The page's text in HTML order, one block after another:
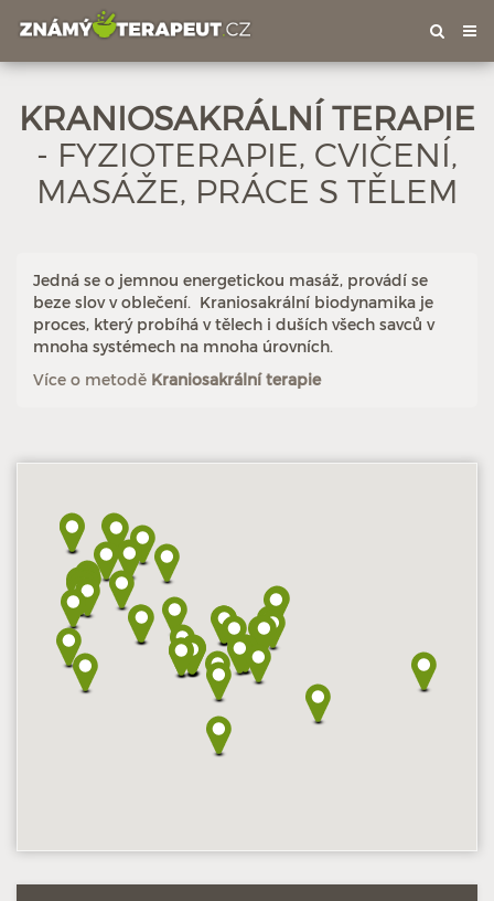
KRANIOSAKRÁLNÍ TERAPIE
- FYZIOTERAPIE, CVIČENÍ,
MASÁŽE, PRÁCE S TĚLEM
Jedná se o jemnou energetickou masáž, provádí se
beze slov v oblečení. Kraniosakrální biodynamika je
proces, který probíhá v tělech i duších všech savců v
mnoha systémech na mnoha úrovních.
Více o metodě Kraniosakrální terapie
Hodnoceno: 15× Profil terapeuta